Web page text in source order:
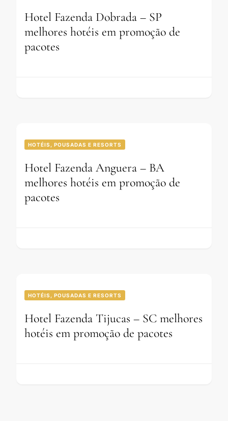
Hotel Fazenda Dobrada – SP
melhores hotéis em promoção de
pacotes
HOTÉIS, POUSADAS E RESORTS
Hotel Fazenda Anguera – BA
melhores hotéis em promoção de
pacotes
HOTÉIS, POUSADAS E RESORTS
Hotel Fazenda Tijucas – SC melhores
hotéis em promoção de pacotes